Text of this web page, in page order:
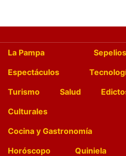
La Pampa Sepelios
Espectáculos
Turismo
Salud
Culturales
Cocina y Gastronomía
Horóscopo
Quiniela